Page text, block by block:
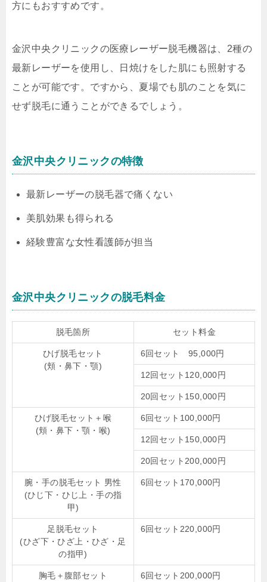
方にもおすすめです。
金沢中央クリニックの医療レーザー脱毛機器は、2種の
最新レーザーを使用し、日焼けをした肌にも照射する
ことが可能です。ですから、夏場でも肌のことを気に
せず脱毛に通うことができるでしょう。
金沢中央クリニックの特徴
最新レーザーの脱毛器で痛くない
美肌効果も得られる
経験豊富な女性看護師が担当
金沢中央クリニックの脱毛料金
脱毛箇所 セット料金
ひげ脱毛セット
(頬・鼻下・顎)
6回セット 95,000円
12回セット120,000円
20回セット150,000円
ひげ脱毛セット＋喉
(頬・鼻下・顎・喉)
6回セット100,000円
12回セット150,000円
20回セット200,000円
腕・手の脱毛セット 男性
(ひじ下・ひじ上・手の指
甲)
6回セット170,000円
足脱毛セット
(ひざ下・ひざ上・ひざ・足
の指甲)
6回セット220,000円
胸毛＋腹部セット 6回セット200,000円